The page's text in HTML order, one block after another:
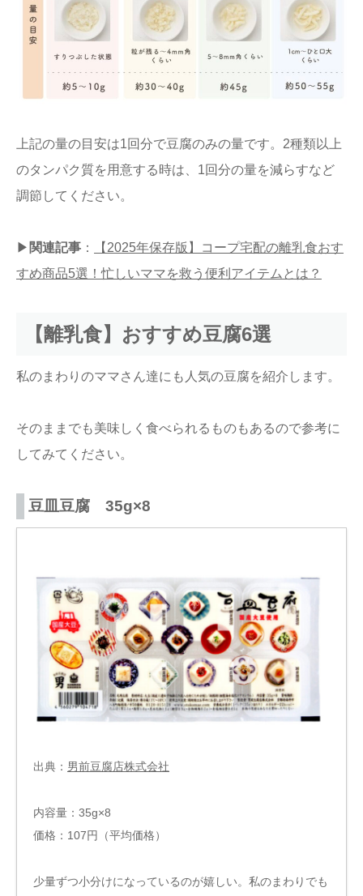
上記の量の目安は1回分で豆腐のみの量です。2種類以上
のタンパク質を用意する時は、1回分の量を減らすなど
調節してください。
▶︎ 関連記事 ：
【2025年保存版】コープ宅配の離乳食おす
すめ商品5選！忙しいママを救う便利アイテムとは？
【離乳食】おすすめ豆腐6選
私のまわりのママさん達にも人気の豆腐を紹介します。
そのままでも美味しく食べられるものもあるので参考に
してみてください。
豆皿豆腐 35g×8
出典： 男前豆腐店株式会社
内容量：35g×8
価格：107円（平均価格）
少量ずつ小分けになっているのが嬉しい。私のまわりでも